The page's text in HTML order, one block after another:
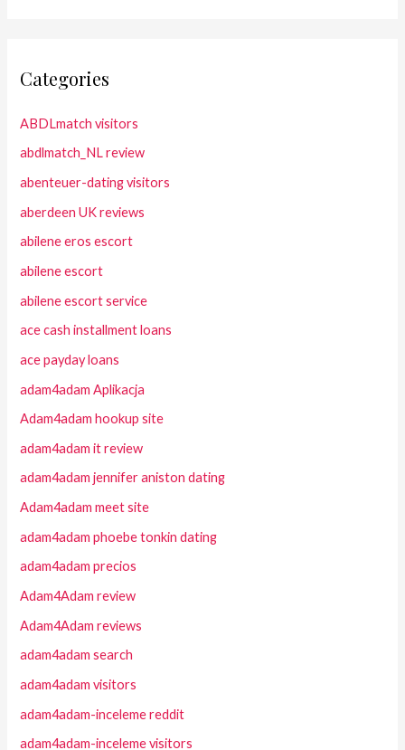
Categories
ABDLmatch visitors
abdlmatch_NL review
abenteuer-dating visitors
aberdeen UK reviews
abilene eros escort
abilene escort
abilene escort service
ace cash installment loans
ace payday loans
adam4adam Aplikacja
Adam4adam hookup site
adam4adam it review
adam4adam jennifer aniston dating
Adam4adam meet site
adam4adam phoebe tonkin dating
adam4adam precios
Adam4Adam review
Adam4Adam reviews
adam4adam search
adam4adam visitors
adam4adam-inceleme reddit
adam4adam-inceleme visitors